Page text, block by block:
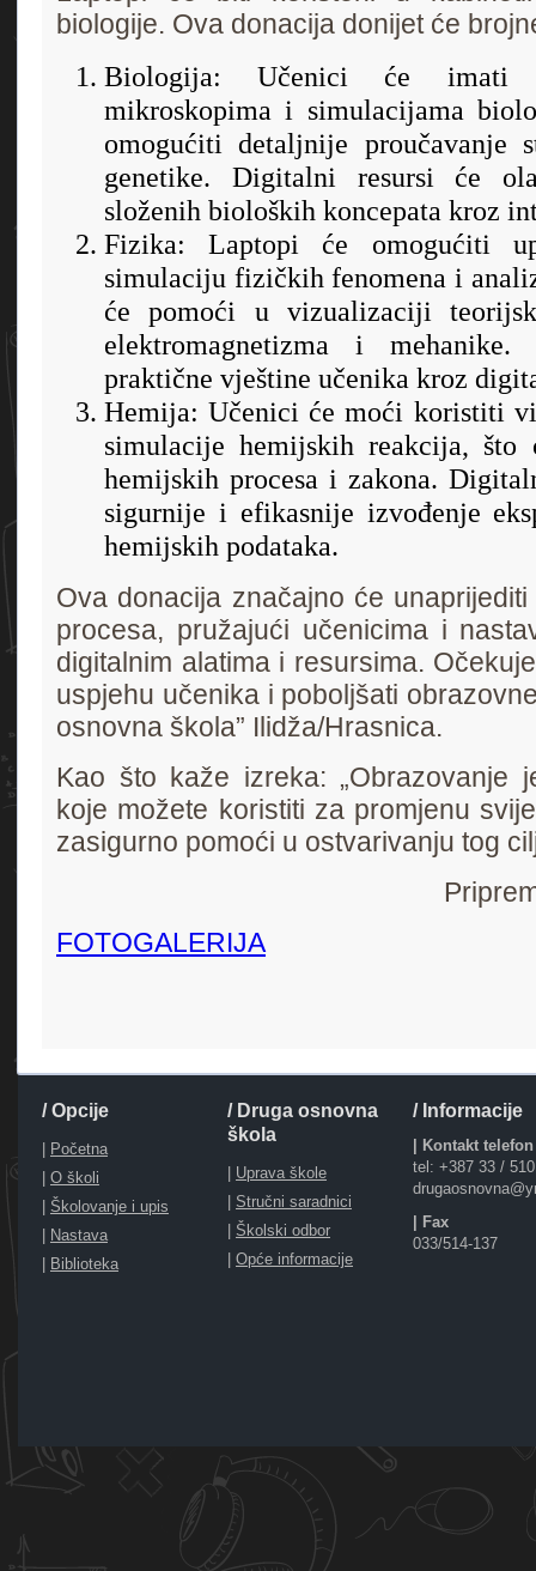
biologije. Ova donacija donijet će
Biologija: Učenici će imati
mikroskopima i simulacijama
omogućiti detaljnije proučavanje
genetike. Digitalni resursi će
složenih bioloških koncepata kroz
Fizika: Laptopi će omogućiti
simulaciju fizičkih fenomena i
će pomoći u vizualizaciji
elektromagnetizma i
praktične vještine učenika kroz
Hemija: Učenici će moći koristiti
simulacije hemijskih reakcija, što
hemijskih procesa i zakona.
sigurnije i efikasnije izvođenje
hemijskih podataka.
Ova donacija značajno će
procesa, pružajući učenicima i
digitalnim alatima i resursima.
uspjehu učenika i poboljšati
osnovna škola” Ilidža/Hrasnica.
Kao što kaže izreka: „Obrazovanje
koje možete koristiti za promjenu
zasigurno pomoći u ostvarivanju tog
FOTOGALERIJA
/ Opcije
Početna
O školi
Školovanje i upis
Nastava
Biblioteka
/ Druga osnovna
škola
Uprava škole
Stručni saradnici
Školski odbor
Opće informacije
/ Informacije
| Kontakt telefon
tel: +387 33 /
| Fax
033/514-137